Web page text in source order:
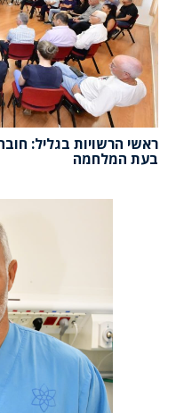
ראשי הרשויות בגליל:
בעת המלחמה